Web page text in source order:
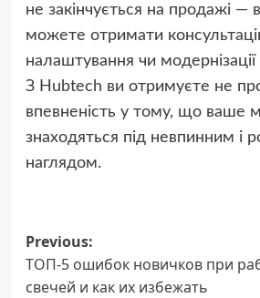
не закінчується на продажі —
можете отримати
налаштування чи
З Hubtech ви отримуєте не
впевненість у тому, що ваше
знаходяться під невпинним і
наглядом.
Post
navigation
Previous:
ТОП-5 ошибок новичков при
свечей и как их избежать